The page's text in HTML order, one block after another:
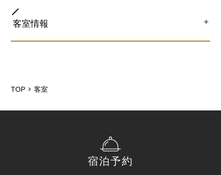
※ベビーベッド設置可
客室情報 ＋
TOP 客室
宿泊予約